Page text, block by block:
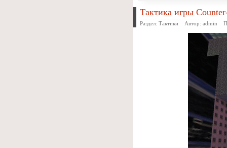
Тактика игры
Раздел: Тактики Автор: admin